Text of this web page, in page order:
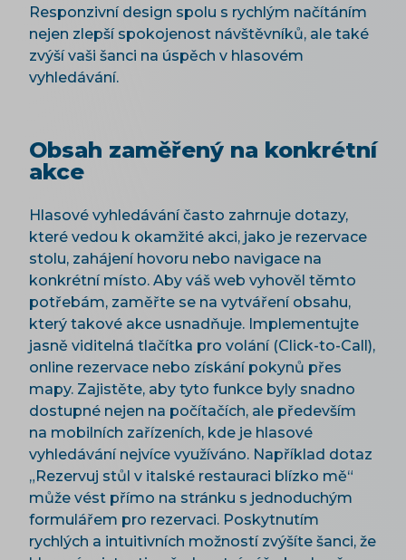
Responzivní design spolu s rychlým načítáním
nejen zlepší spokojenost návštěvníků, ale také
zvýší vaši šanci na úspěch v hlasovém
vyhledávání.
Obsah zaměřený na konkrétní
akce
Hlasové vyhledávání často zahrnuje dotazy,
které vedou k okamžité akci, jako je rezervace
stolu, zahájení hovoru nebo navigace na
konkrétní místo. Aby váš web vyhověl těmto
potřebám, zaměřte se na vytváření obsahu,
který takové akce usnadňuje. Implementujte
jasně viditelná tlačítka pro volání (Click-to-Call),
online rezervace nebo získání pokynů přes
mapy. Zajistěte, aby tyto funkce byly snadno
dostupné nejen na počítačích, ale především
na mobilních zařízeních, kde je hlasové
vyhledávání nejvíce využíváno. Například dotaz
„Rezervuj stůl v italské restauraci blízko mě“
může vést přímo na stránku s jednoduchým
formulářem pro rezervaci. Poskytnutím
rychlých a intuitivních možností zvýšíte šanci, že